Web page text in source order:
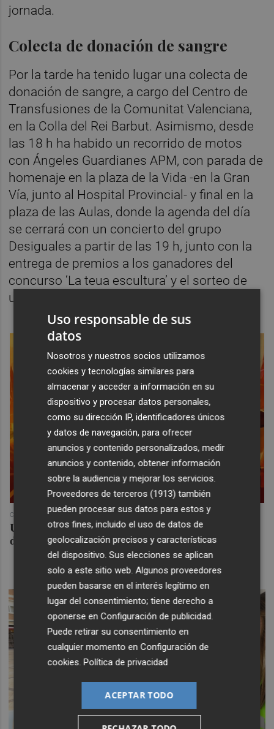
jornada.
Colecta de donación de sangre
Por la tarde ha tenido lugar una colecta de
donación de sangre, a cargo del Centro de
Transfusiones de la Comunitat Valenciana,
en la Colla del Rei Barbut. Asimismo, desde
las 18 h ha habido un recorrido de motos
con Ángeles Guardianes APM, con parada de
homenaje en la plaza de la Vida -en la Gran
Vía, junto al Hospital Provincial- y final en la
plaza de las Aulas, donde la agenda del día
se cerrará con un concierto del grupo
Desiguales a partir de las 19 h, junto con la
entrega de premios a los ganadores del
concurso ‘La teua escultura’ y el sorteo de
una rifa solidaria.
COREPUNK MMORPG
Un verdadero MMORPG de la vieja escuela ¡Cómo los
de antes, pero mejor!
Uso responsable de sus
datos
Nosotros y nuestros socios utilizamos
cookies y tecnologías similares para
almacenar y acceder a información en su
dispositivo y procesar datos personales,
como su dirección IP, identificadores únicos
y datos de navegación, para ofrecer
anuncios y contenido personalizados, medir
anuncios y contenido, obtener información
sobre la audiencia y mejorar los servicios.
Proveedores de terceros (1913) también
pueden procesar sus datos para estos y
otros fines, incluido el uso de datos de
geolocalización precisos y características
del dispositivo. Sus elecciones se aplican
solo a este sitio web. Algunos proveedores
pueden basarse en el interés legítimo en
lugar del consentimiento; tiene derecho a
oponerse enConfiguración de publicidad.
Puede retirar su consentimiento en
cualquier momento enConfiguración de
cookies.Política de privacidad
ACEPTAR TODO